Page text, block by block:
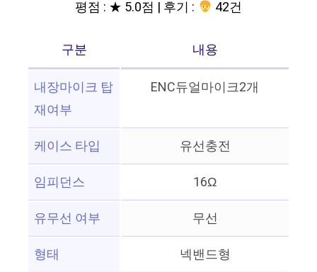
평점 : ★ 5.0점 | 후기 : 42건
구분
내용
내장마이크 탑
재여부
ENC듀얼마이크2개
케이스 타입
유선충전
임피던스
16Ω
유무선 여부
무선
형태
넥밴드형